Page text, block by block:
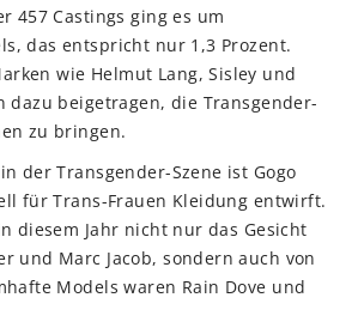
457 Castings ging es um
das entspricht nur 1,3 Prozent.
wie Helmut Lang, Sisley und
dazu beigetragen, die Transgender-
zu bringen.
der Transgender-Szene ist Gogo
für Trans-Frauen Kleidung entwirft.
diesem Jahr nicht nur das Gesicht
und Marc Jacob, sondern auch von
Models waren Rain Dove und